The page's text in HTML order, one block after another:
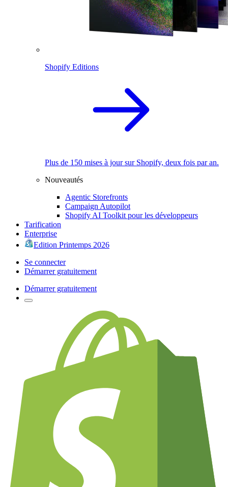
Shopify Editions
Plus de 150 mises à jour sur Shopify, deux fois par an.
Nouveautés
Agentic Storefronts
Campaign Autopilot
Shopify AI Toolkit pour les développeurs
Tarification
Enterprise
Edition Printemps 2026
Se connecter
Démarrer gratuitement
Démarrer gratuitement